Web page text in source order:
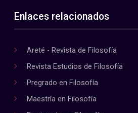
Enlaces relacionados
Areté - Revista de Filosofía
Revista Estudios de Filosofía
Pregrado en Filosofía
Maestría en Filosofía